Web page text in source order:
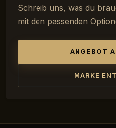
Schreib uns, was du
mit den passenden
ANGEBOT
MARKE